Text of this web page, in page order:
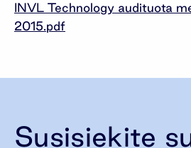
INVL Technology audituota
2015.pdf
Susisiekite